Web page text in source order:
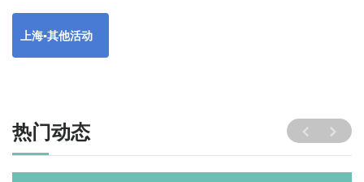
上海▪其他活动
热门动态